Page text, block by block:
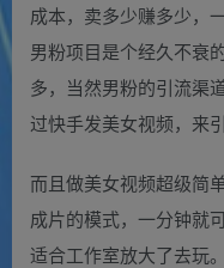
成本，卖多少赚多少，
男粉项目是个经久不衰
多，当然男粉的引流渠
过快手发美女视频，来
而且做美女视频超级简
成片的模式，一分钟就
适合工作室放大了去玩。